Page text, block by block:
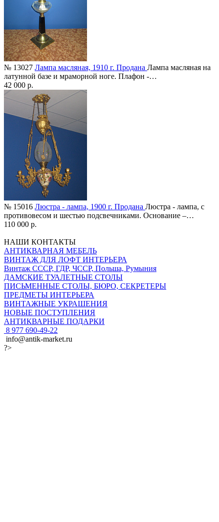
№ 13027 Лампа масляная, 1910 г. Продана Лампа масляная на
латунной базе и мраморной ноге. Плафон -…
42 000 р.
№ 15016 Люстра - лампа, 1900 г. Продана Люстра - лампа, с
противовесом и шестью подсвечниками. Основание –…
110 000 р.
НАШИ КОНТАКТЫ
АНТИКВАРНАЯ МЕБЕЛЬ
ВИНТАЖ ДЛЯ ЛОФТ ИНТЕРЬЕРА
Винтаж СССР, ГДР, ЧССР, Польша, Румыния
ДАМСКИЕ ТУАЛЕТНЫЕ СТОЛЫ
ПИСЬМЕННЫЕ СТОЛЫ, БЮРО, СЕКРЕТЕРЫ
ПРЕДМЕТЫ ИНТЕРЬЕРА
ВИНТАЖНЫЕ УКРАШЕНИЯ
НОВЫЕ ПОСТУПЛЕНИЯ
АНТИКВАРНЫЕ ПОДАРКИ
8 977 690-49-22
info@antik-market.ru
?>